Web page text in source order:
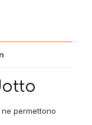
permettono